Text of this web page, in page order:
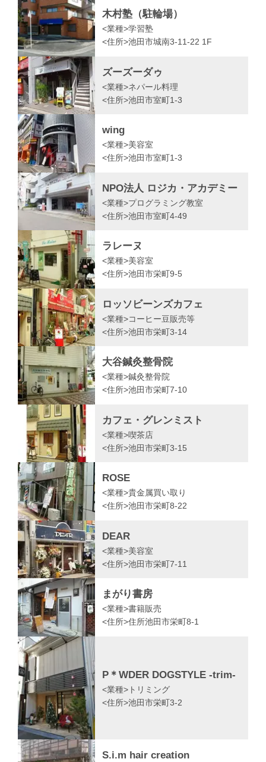
木村塾（駐輪場）
<業種>学習塾
<住所>池田市城南3-11-22 1F
ズーズーダゥ
<業種>ネパール料理
<住所>池田市室町1-3
wing
<業種>美容室
<住所>池田市室町1-3
NPO法人 ロジカ・アカデミー
<業種>プログラミング教室
<住所>池田市室町4-49
ラレーヌ
<業種>美容室
<住所>池田市栄町9-5
ロッソビーンズカフェ
<業種>コーヒー豆販売等
<住所>池田市栄町3-14
大谷鍼灸整骨院
<業種>鍼灸整骨院
<住所>池田市栄町7-10
カフェ・グレンミスト
<業種>喫茶店
<住所>池田市栄町3-15
ROSE
<業種>貴金属買い取り
<住所>池田市栄町8-22
DEAR
<業種>美容室
<住所>池田市栄町7-11
まがり書房
<業種>書籍販売
<住所>住所池田市栄町8-1
P＊WDER DOGSTYLE -trim-
<業種>トリミング
<住所>池田市栄町3-2
S.i.m hair creation